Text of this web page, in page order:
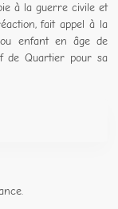
à la guerre civile et
fait appel à la
enfant en âge de
de Quartier pour sa